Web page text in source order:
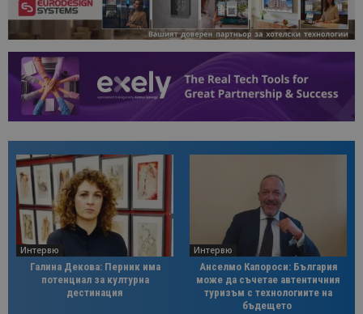
Интервю
Галина Декова: Перник има
потенциал за културна
дестинация
Интервю
Анселмо Капороси: България
може да съчетае автентичния
туризъм с технологиите на
бъдещето